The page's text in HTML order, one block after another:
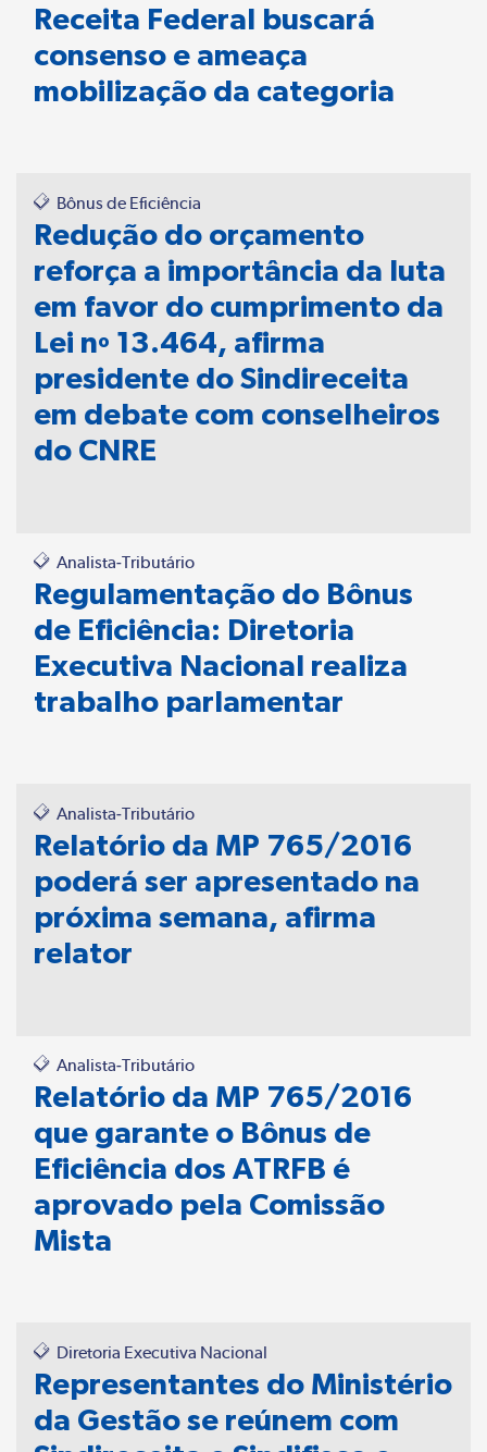
Receita Federal buscará
consenso e ameaça
mobilização da categoria
Bônus de Eficiência
Redução do orçamento
reforça a importância da luta
em favor do cumprimento da
Lei nº 13.464, afirma
presidente do Sindireceita
em debate com conselheiros
do CNRE
Analista-Tributário
Regulamentação do Bônus
de Eficiência: Diretoria
Executiva Nacional realiza
trabalho parlamentar
Analista-Tributário
Relatório da MP 765/2016
poderá ser apresentado na
próxima semana, afirma
relator
Analista-Tributário
Relatório da MP 765/2016
que garante o Bônus de
Eficiência dos ATRFB é
aprovado pela Comissão
Mista
Diretoria Executiva Nacional
Representantes do Ministério
da Gestão se reúnem com